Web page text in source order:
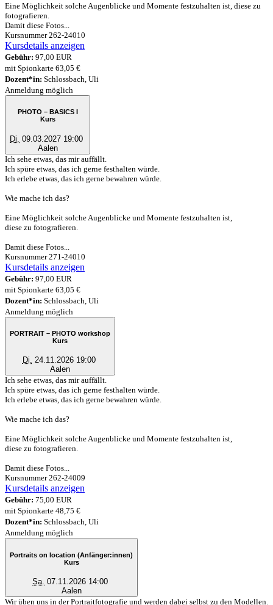
Eine Möglichkeit solche Augenblicke und Momente festzuhalten ist, diese zu
fotografieren.
Damit diese Fotos...
Kursnummer 262-24010
Kursdetails anzeigen
Gebühr: 97,00 EUR
mit Spionkarte 63,05 €
Dozent*in: Schlossbach, Uli
Anmeldung möglich
PHOTO – BASICS I
Kurs
Di. 09.03.2027 19:00
Aalen
Ich sehe etwas, das mir auffällt.
Ich spüre etwas, das ich gerne festhalten würde.
Ich erlebe etwas, das ich gerne bewahren würde.
Wie mache ich das?
Eine Möglichkeit solche Augenblicke und Momente festzuhalten ist,
diese zu fotografieren.
Damit diese Fotos...
Kursnummer 271-24010
Kursdetails anzeigen
Gebühr: 97,00 EUR
mit Spionkarte 63,05 €
Dozent*in: Schlossbach, Uli
Anmeldung möglich
PORTRAIT – PHOTO workshop
Kurs
Di. 24.11.2026 19:00
Aalen
Ich sehe etwas, das mir auffällt.
Ich spüre etwas, das ich gerne festhalten würde.
Ich erlebe etwas, das ich gerne bewahren würde.
Wie mache ich das?
Eine Möglichkeit solche Augenblicke und Momente festzuhalten ist,
diese zu fotografieren.
Damit diese Fotos...
Kursnummer 262-24009
Kursdetails anzeigen
Gebühr: 75,00 EUR
mit Spionkarte 48,75 €
Dozent*in: Schlossbach, Uli
Anmeldung möglich
Portraits on location (Anfänger:innen)
Kurs
Sa. 07.11.2026 14:00
Aalen
Wir üben uns in der Portraitfotografie und werden dabei selbst zu den Modellen.